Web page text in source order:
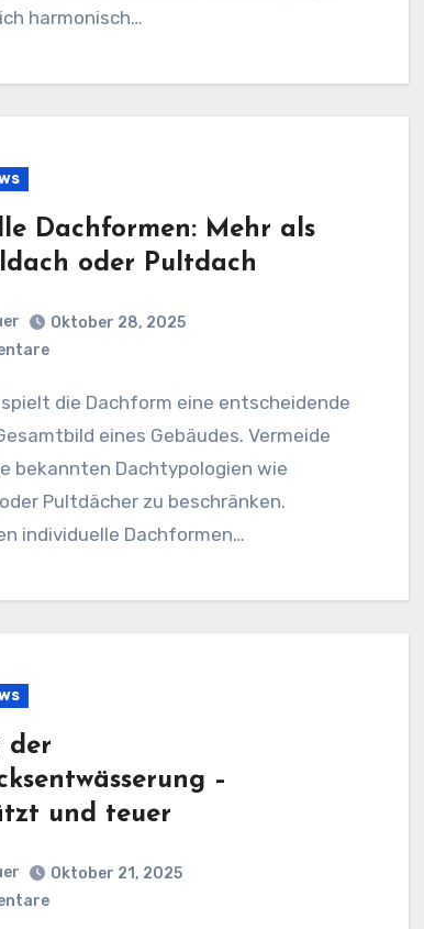
harmonisch…
Dachformen: Mehr als
oder Pultdach
Oktober 28, 2025
eines Gebäudes. Vermeide
bekannten Dachtypologien wie
Pultdächer zu beschränken.
individuelle Dachformen…
der
–
und teuer
Oktober 21, 2025